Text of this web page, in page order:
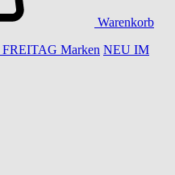
Warenkorb
FREITAG Marken NEU IM